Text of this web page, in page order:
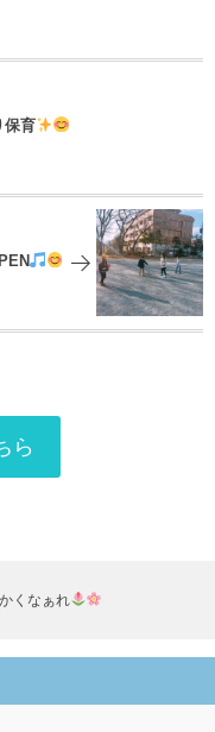
保育
ら
くなぁれ